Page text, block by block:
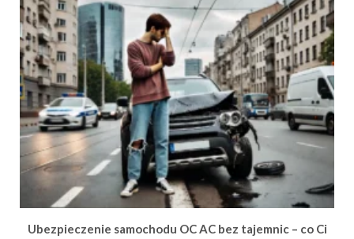
Ubezpieczenie samochodu OC AC bez tajemnic – co Ci